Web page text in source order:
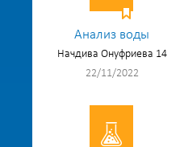
Анализ воды
Начдива Онуфриева 14
22/11/2022